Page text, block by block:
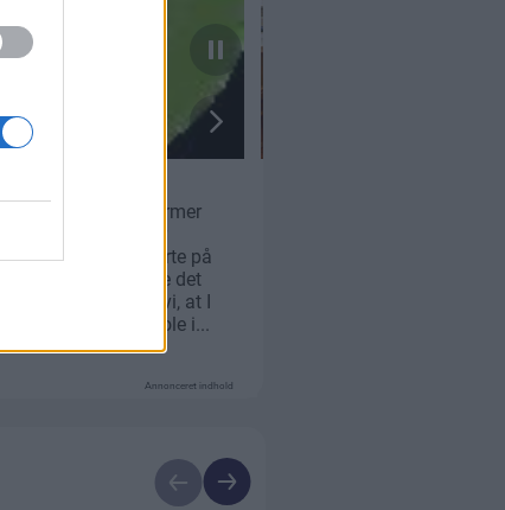
Annonceret indhold